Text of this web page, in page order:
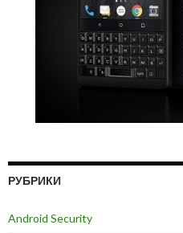
РУБРИКИ
Android Security